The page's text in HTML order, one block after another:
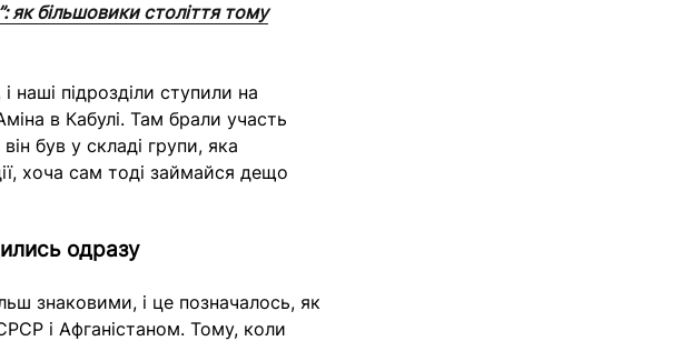
як більшовики століття тому
наші підрозділи ступили на
в Кабулі. Там брали участь
був у складі групи, яка
хоча сам тоді займайся дещо
одразу
знаковими, і це позначалось, як
і Афганістаном. Тому, коли